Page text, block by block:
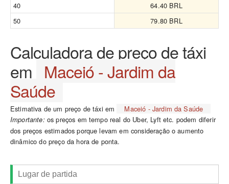
40
64.40 BRL
50
79.80 BRL
Calculadora de preço de táxi
em Maceió - Jardim da
Saúde
Estimativa de um preço de táxi em Maceió - Jardim da Saúde
Importante:os preços em tempo real do Uber, Lyft etc. podem diferir
dos preços estimados porque levam em consideração o aumento
dinâmico do preço da hora de ponta.